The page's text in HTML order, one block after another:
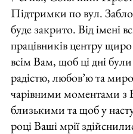
Підтримки по вул.
буде закрито. Від імені
працівників центру
всім Вам, щоб ці дні
радістю, любов’ю та
чарівними моментами
близькими та щоб у
році Ваші мрії